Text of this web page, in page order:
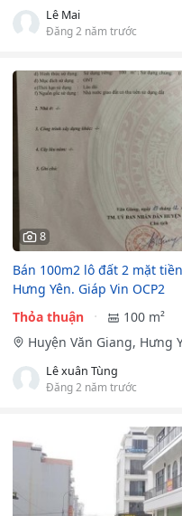
Lê Mai
Đăng 2 năm trước
8
Bán 100m2 lô đất 2 mặt
Hưng Yên. Giáp Vin OCP2
Thỏa thuận
100 m²
Huyện Văn Giang, Hưng
Lê xuân Tùng
Đăng 2 năm trước